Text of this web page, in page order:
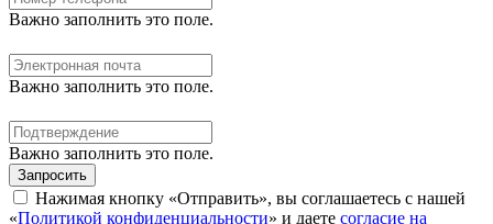
Важно заполнить это поле.
Важно заполнить это поле.
Важно заполнить это поле.
Запросить
Нажимая кнопку «Отправить», вы соглашаетесь с нашей
«Политикой конфиденциальности» и даете согласие на